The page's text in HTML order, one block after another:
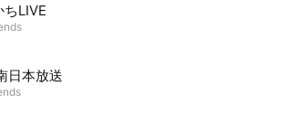
LIVE
日本放送